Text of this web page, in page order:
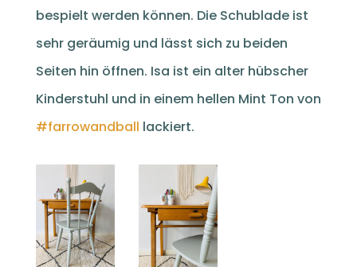
bespielt werden können. Die Schublade ist
sehr geräumig und lässt sich zu beiden
Seiten hin öffnen. Isa ist ein alter hübscher
Kinderstuhl und in einem hellen Mint Ton von
#farrowandball lackiert.